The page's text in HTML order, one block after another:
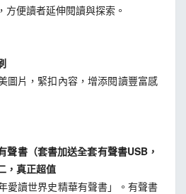
便讀者延伸閱讀與探索。
片，緊扣內容，增添閱讀豐富感
書（套書加送全套有聲書USB，
，真正超值
讀世界史精華有聲書」。有聲書